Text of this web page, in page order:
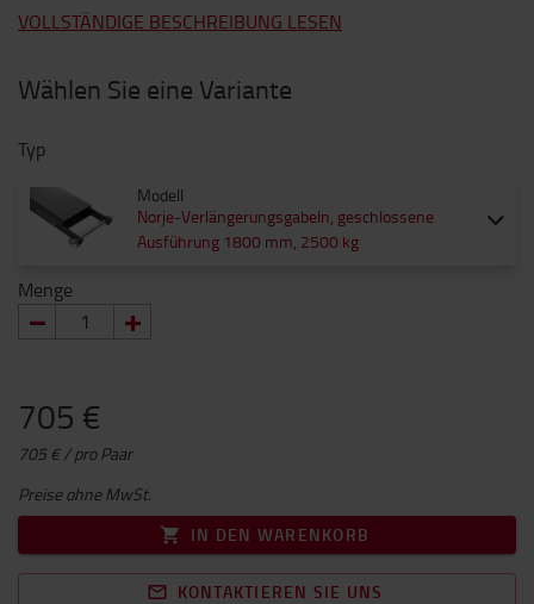
VOLLSTÄNDIGE BESCHREIBUNG LESEN
Wählen Sie eine Variante
Typ
Modell
Norje-Verlängerungsgabeln, geschlossene
Ausführung 1800 mm, 2500 kg
Menge
705 €
705 € / pro Paar
Preise ohne MwSt.
IN DEN WARENKORB
KONTAKTIEREN SIE UNS